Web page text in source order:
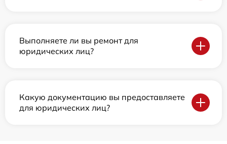
Выполняете ли вы ремонт для
юридических лиц?
Какую документацию вы предоставляете
для юридических лиц?